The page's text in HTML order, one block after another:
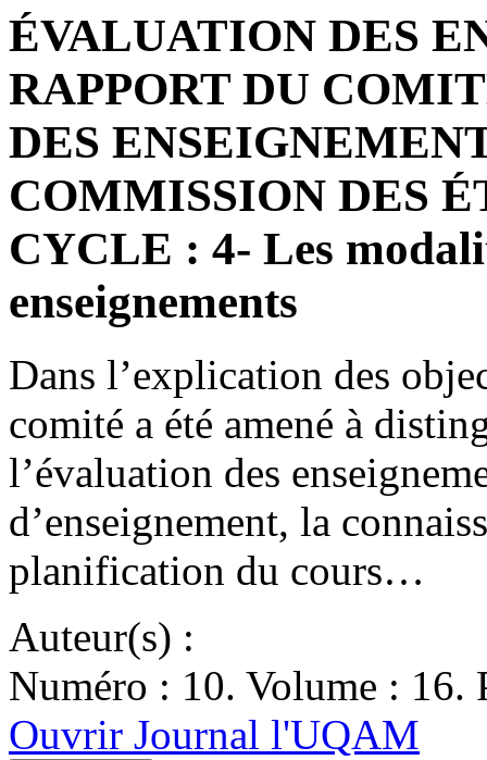
ÉVALUATION DES
RAPPORT DU
DES
COMMISSION DES
CYCLE : 4- Les
enseignements
Dans l’explication des
comité a été amené à
l’évaluation des
d’enseignement, la
planification du cours…
Auteur(s) :
Numéro : 10. Volume : 16.
Ouvrir Journal l'UQAM